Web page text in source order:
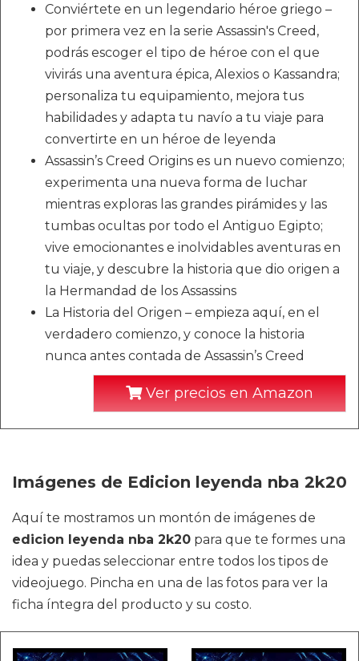
Conviértete en un legendario héroe griego –
por primera vez en la serie Assassin's Creed,
podrás escoger el tipo de héroe con el que
vivirás una aventura épica, Alexios o Kassandra;
personaliza tu equipamiento, mejora tus
habilidades y adapta tu navío a tu viaje para
convertirte en un héroe de leyenda
Assassin’s Creed Origins es un nuevo comienzo;
experimenta una nueva forma de luchar
mientras exploras las grandes pirámides y las
tumbas ocultas por todo el Antiguo Egipto;
vive emocionantes e inolvidables aventuras en
tu viaje, y descubre la historia que dio origen a
la Hermandad de los Assassins
La Historia del Origen – empieza aquí, en el
verdadero comienzo, y conoce la historia
nunca antes contada de Assassin’s Creed
Ver precios en Amazon
Imágenes de Edicion leyenda nba 2k20
Aquí te mostramos un montón de imágenes de
edicion leyenda nba 2k20 para que te formes una
idea y puedas seleccionar entre todos los tipos de
videojuego. Pincha en una de las fotos para ver la
ficha íntegra del producto y su costo.